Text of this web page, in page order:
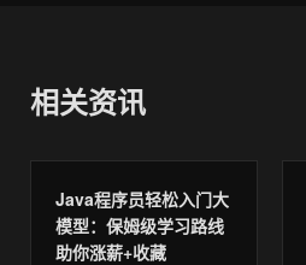
相关资讯
Java程序员轻松入门大
模型：保姆级学习路线
助你涨薪+收藏